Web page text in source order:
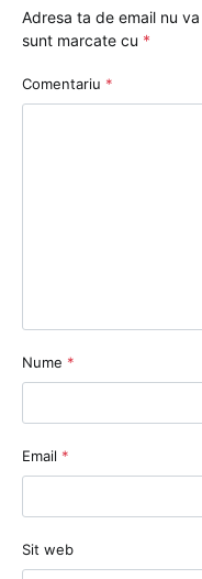
Adresa ta de email nu
sunt marcate cu *
Comentariu *
Nume *
Email *
Sit web